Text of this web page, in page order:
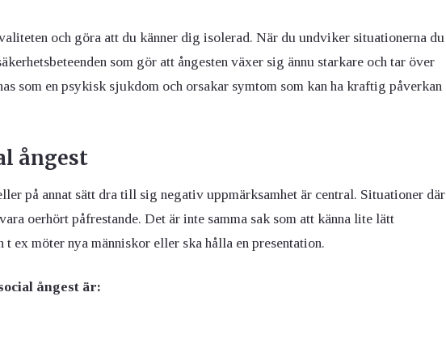
och göra att du känner dig isolerad. När du undviker situationerna du
som gör att ångesten växer sig ännu starkare och tar över
som en psykisk sjukdom och orsakar symtom som kan ha kraftig påverkan
ångest
på annat sätt dra till sig negativ uppmärksamhet är central. Situationer där
oerhört påfrestande. Det är inte samma sak som att känna lite lätt
t ex möter nya människor eller ska hålla en presentation.
ångest är: